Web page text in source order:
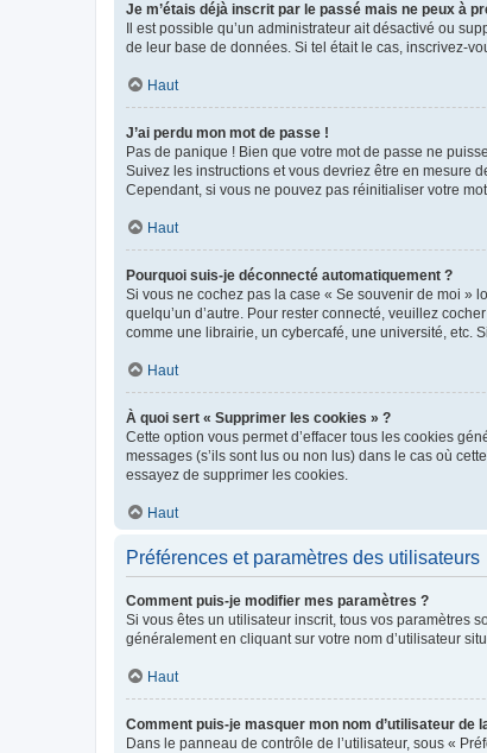
Je m’étais déjà inscrit par le passé mais ne peux à
Il est possible qu’un administrateur ait désactivé ou
de leur base de données. Si tel était le cas, inscrivez-
Haut
J’ai perdu mon mot de passe !
Pas de panique ! Bien que votre mot de passe ne
Suivez les instructions et vous devriez être en mesure
Cependant, si vous ne pouvez pas réinitialiser votre
Haut
Pourquoi suis-je déconnecté automatiquement ?
Si vous ne cochez pas la case « Se souvenir de moi »
quelqu’un d’autre. Pour rester connecté, veuillez
comme une librairie, un cybercafé, une université, etc.
Haut
À quoi sert « Supprimer les cookies » ?
Cette option vous permet d’effacer tous les cookies
messages (s’ils sont lus ou non lus) dans le cas où
essayez de supprimer les cookies.
Haut
Préférences et paramètres des utilisateurs
Comment puis-je modifier mes paramètres ?
Si vous êtes un utilisateur inscrit, tous vos paramètres
généralement en cliquant sur votre nom d’utilisateur
Haut
Comment puis-je masquer mon nom d’utilisateur de
Dans le panneau de contrôle de l’utilisateur, sous «